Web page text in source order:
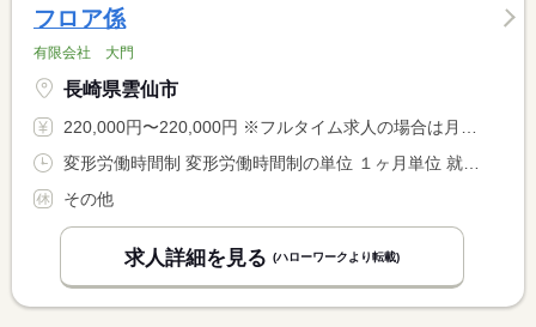
フロア係
有限会社 大門
長崎県雲仙市
220,000円〜220,000円 ※フルタイム求人の場合は月額（換算額）、パート求人の場合は時間額を表示しています。
その他
求人詳細を見る (ハローワークより転載)